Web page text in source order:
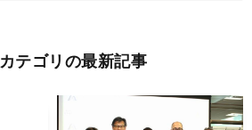
カテゴリの最新記事